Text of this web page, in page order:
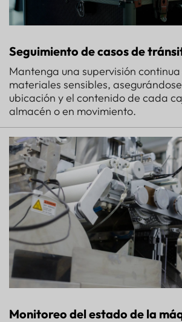
Seguimiento de casos de
Mantenga una supervisión continua
materiales sensibles,
ubicación y el contenido de cada
almacén o en movimiento.
Monitoreo del estado de la